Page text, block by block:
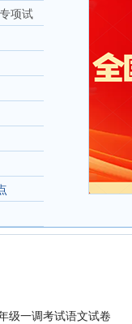
项试
一调考试语文试卷